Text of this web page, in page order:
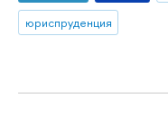
юриспруденция